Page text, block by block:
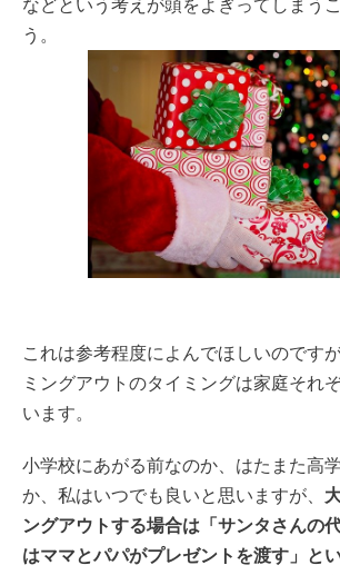
などという考えが頭をよぎってしまう
う。
これは参考程度によんでほしいのです
ミングアウトのタイミングは家庭それ
います。
小学校にあがる前なのか、はたまた高
か、私はいつでも良いと思いますが、
ングアウトする場合は「サンタさんの
はママとパパがプレゼントを渡す」と